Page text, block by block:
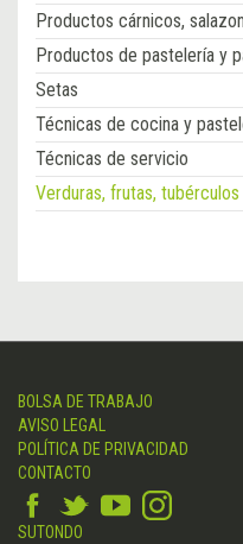
Productos cárnicos,
Productos de pastelería y
Setas
Técnicas de cocina y
Técnicas de servicio
Verduras, frutas, tubérculos
BOLSA DE TRABAJO
AVISO LEGAL
POLÍTICA DE PRIVACIDAD
CONTACTO
SUTONDO